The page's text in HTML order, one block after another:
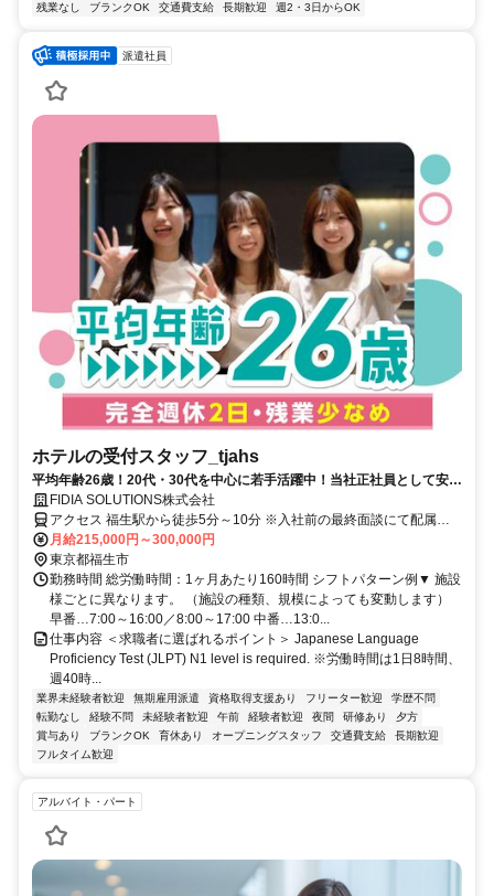
残業なし
ブランクOK 交通費支給 長期歓迎 週2・3日からOK
派遣社員
ホテルの受付スタッフ_tjahs
平均年齢26歳！20代・30代を中心に若手活躍中！当社正社員として安定
して長く働けます◎完全週休二日制＆月平均残業10h／未経験OK★採用
基準は友達になれそうな人！／休暇制度充実！産育休取得率100%／内
定まで最短2日！今すぐ働ける仕事を探している方はぜひ一度ご相談く
ださい♪
FIDIA SOLUTIONS株式会社
アクセス 福生駅から徒歩5分～10分 ※入社前の最終面談にて配属先
を決定致します。
月給215,000円～300,000円
東京都福生市
勤務時間 総労働時間：1ヶ月あたり160時間 シフトパターン例▼ 施設
様ごとに異なります。 （施設の種類、規模によっても変動します）
早番…7:00～16:00／8:00～17:00 中番…13:0...
仕事内容 ＜求職者に選ばれるポイント＞ Japanese Language
Proficiency Test (JLPT) N1 level is required. ※労働時間は1日8時間、
週40時...
業界未経験者歓迎 無期雇用派遣 資格取得支援あり フリーター歓迎
学歴不問
転勤なし
経験不問 未経験者歓迎 午前 経験者歓迎 夜間 研修あり
夕方
賞与あり
ブランクOK 育休あり オープニングスタッフ 交通費支給
長期歓迎
フルタイム歓迎
アルバイト・パート